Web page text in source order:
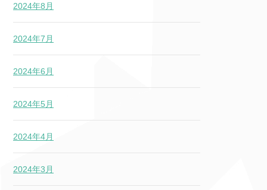
2024年8月
2024年7月
2024年6月
2024年5月
2024年4月
2024年3月